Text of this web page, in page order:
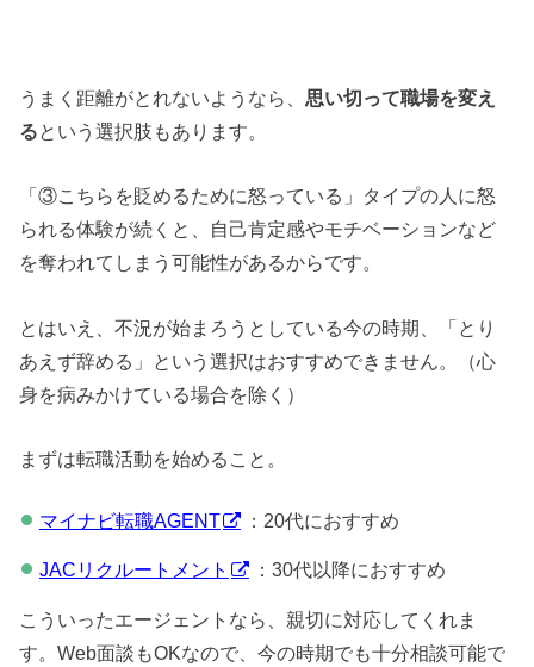
うまく距離がとれないようなら、思い切って職場を変え
るという選択肢もあります。
「③こちらを貶めるために怒っている」タイプの人に怒
られる体験が続くと、自己肯定感やモチベーションなど
を奪われてしまう可能性があるからです。
とはいえ、不況が始まろうとしている今の時期、「とり
あえず辞める」という選択はおすすめできません。（心
身を病みかけている場合を除く）
まずは転職活動を始めること。
マイナビ転職AGENT ：20代におすすめ
JACリクルートメント ：30代以降におすすめ
こういったエージェントなら、親切に対応してくれま
す。Web面談もOKなので、今の時期でも十分相談可能で